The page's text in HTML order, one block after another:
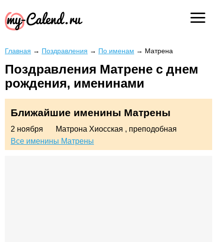
Главная → Поздравления → По именам → Матрена
Поздравления Матрене с днем
рождения, именинами
Ближайшие именины Матрены
2 ноября Матрона Хиосская , преподобная
Все именины Матрены